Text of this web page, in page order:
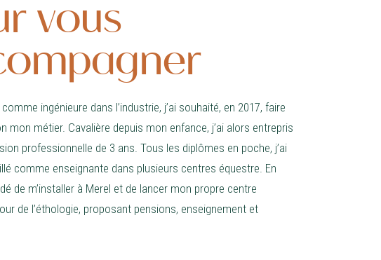
vous
ingénieure dans l’industrie, j’ai souhaité, en 2017, faire
mon métier. Cavalière depuis mon enfance, j’ai alors entrepris
professionnelle de 3 ans. Tous les diplômes en poche, j’ai
comme enseignante dans plusieurs centres équestre. En
de m’installer à Merel et de lancer mon propre centre
de l’éthologie, proposant pensions, enseignement et